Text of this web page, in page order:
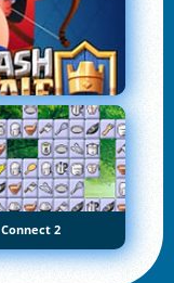
Connect 2